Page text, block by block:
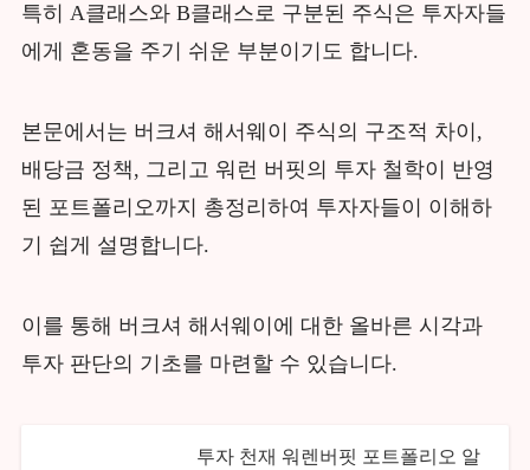
특히 A클래스와 B클래스로 구분된 주식은 투자자들
에게 혼동을 주기 쉬운 부분이기도 합니다.
본문에서는 버크셔 해서웨이 주식의 구조적 차이,
배당금 정책, 그리고 워런 버핏의 투자 철학이 반영
된 포트폴리오까지 총정리하여 투자자들이 이해하
기 쉽게 설명합니다.
이를 통해 버크셔 해서웨이에 대한 올바른 시각과
투자 판단의 기초를 마련할 수 있습니다.
투자 천재 워렌버핏 포트폴리오 알